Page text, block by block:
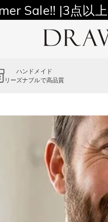
11,700円以
Sale!! |3点以
ハンドメイド
リーズナブルで高品質